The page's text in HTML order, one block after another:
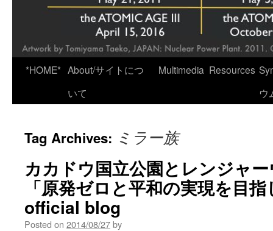
*HOME* About/サイトにつ
いて
Multimedia Resources
ウ
Tag Archives: ミラー族
カカドウ国立公園とレンジャ
「原発ゼロと平和の実現を目
official blog
Posted on 2014/08/27by